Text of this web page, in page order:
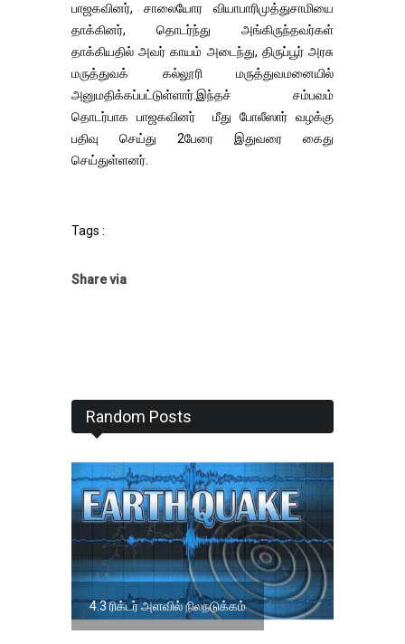
பாஜகவினர், சாலையோர வியாபாரிமுத்துசாமியை
தாக்கினர், தொடர்ந்து அங்கிருந்தவர்கள்
தாக்கியதில் அவர் காயம் அடைந்து, திருப்பூர் அரசு
மருத்துவக் கல்லூரி மருத்துவமனையில்
அனுமதிக்கப்பட்டுள்ளார்.இந்தச் சம்பவம்
தொடர்பாக பாஜகவினர் மீது போலீஸார் வழக்கு
பதிவு செய்து 2பேரை இதுவரை கைது
செய்துள்ளனர்.
Tags :
Share via
Random Posts
4.3 ரிக்டர் அளவில் நிலநடுக்கம்